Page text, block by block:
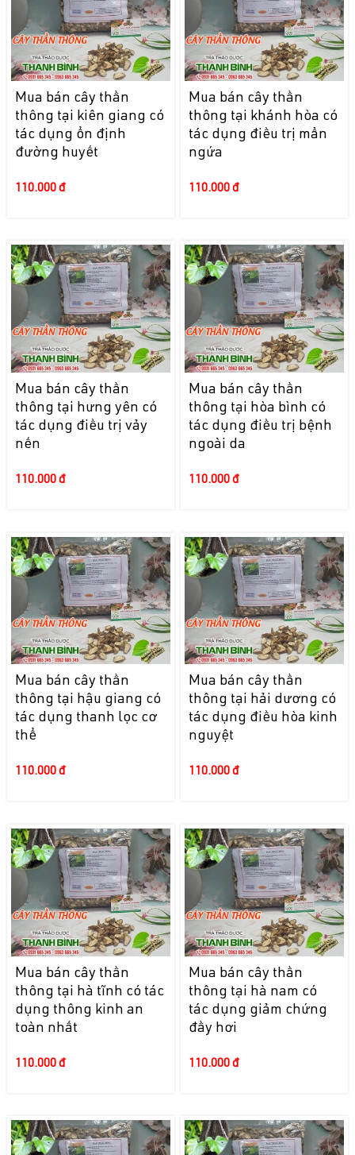
Mua bán cây thần
thông tại kiên giang có
tác dụng ổn định
đường huyết
110.000 đ
Mua bán cây thần
thông tại khánh hòa có
tác dụng điều trị mẩn
ngứa
110.000 đ
Mua bán cây thần
thông tại hưng yên có
tác dụng điều trị vảy
nến
110.000 đ
Mua bán cây thần
thông tại hòa bình có
tác dụng điều trị bệnh
ngoài da
110.000 đ
Mua bán cây thần
thông tại hậu giang có
tác dụng thanh lọc cơ
thể
110.000 đ
Mua bán cây thần
thông tại hải dương có
tác dụng điều hòa kinh
nguyệt
110.000 đ
Mua bán cây thần
thông tại hà tĩnh có tác
dụng thông kinh an
toàn nhất
110.000 đ
Mua bán cây thần
thông tại hà nam có
tác dụng giảm chứng
đầy hơi
110.000 đ